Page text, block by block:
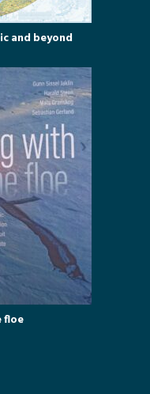
and beyond
floe